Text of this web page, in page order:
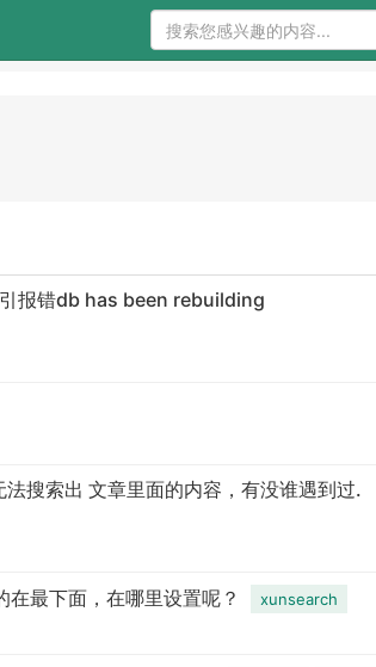
报错db has been rebuilding
搜索出 文章里面的内容，有没谁遇到过.
最下面，在哪里设置呢？
xunsearch